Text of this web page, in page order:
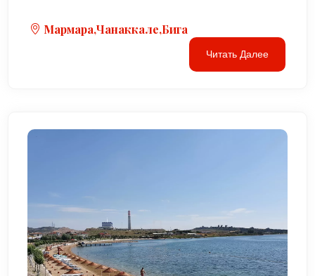
Мармара,Чанаккале,Бига
Читать Далее